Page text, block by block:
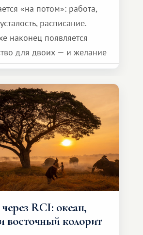
«на потом»: работа,
расписание.
наконец появляется
для двоих — и желание
близкого человека что-то
но тёплое
:)
RCI: океан,
восточный колорит